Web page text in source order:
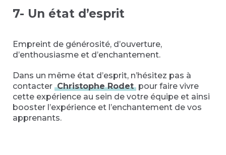
7- Un état d’esprit
Empreint de générosité, d’ouverture,
d’enthousiasme et d’enchantement.
Dans un même état d’esprit, n’hésitez pas à
contacter Christophe Rodet pour faire vivre
cette expérience au sein de votre équipe et ainsi
booster l’expérience et l’enchantement de vos
apprenants.